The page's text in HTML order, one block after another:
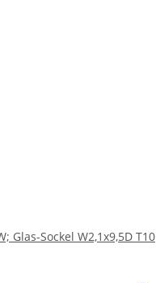
Glas-Sockel W2,1x9,5D T10